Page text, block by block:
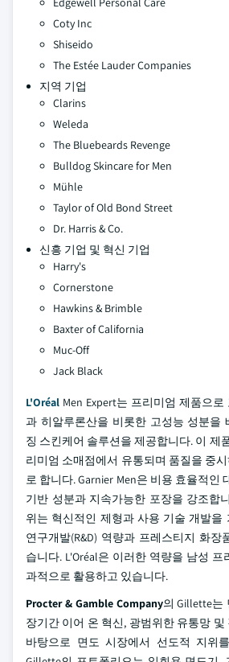
Coty Inc
Shiseido
The Estée Lauder Companies
지역 기업
Clarins
Weleda
The Bluebeards Revenge
Bulldog Skincare for Men
Mühle
Taylor of Old Bond Street
Dr. Harris & Co.
신흥 기업 및 혁신 기업
Harry's
Cornerstone
Hawkins & Brimble
Baxter of California
Muc-Off
Jack Black
L'Oréal Men Expert는 프리미엄 제품으
과 히알루론산을 비롯한 고성능 성분을
징 스킨케어 솔루션을 제공합니다. 이 제
리미엄 소매점에서 유통되며 품질을 중
로 합니다. Garnier Men은 비용 효율적인
기반 성분과 지속가능한 포장을 강조합
위는 혁신적인 제형과 사용 기술 개발을
연구개발(R&D) 역량과 프레스티지 화장
습니다. L'Oréal은 이러한 역량을 남성
과적으로 활용하고 있습니다.
Procter & Gamble Company의 Gillette는
장기간 이어 온 혁신, 광범위한 유통망
바탕으로 면도 시장에서 선도적 지위